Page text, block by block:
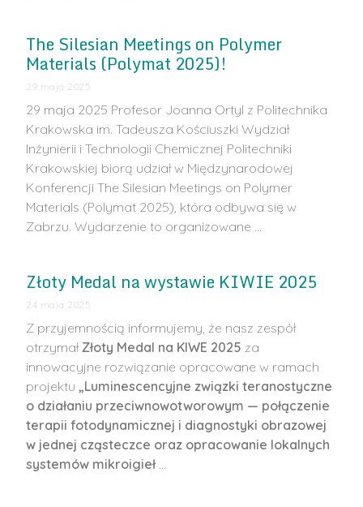
The Silesian Meetings on Polymer
Materials (Polymat 2025)!
29 maja 2025
29 maja 2025 Profesor Joanna Ortyl z Politechnika
Krakowska im. Tadeusza Kościuszki Wydział
Inżynierii i Technologii Chemicznej Politechniki
Krakowskiej biorą udział w Międzynarodowej
Konferencji The Silesian Meetings on Polymer
Materials (Polymat 2025), która odbywa się w
Zabrzu. Wydarzenie to organizowane …
Złoty Medal na wystawie KIWIE 2025
24 maja 2025
Z przyjemnością informujemy, że nasz zespół
otrzymałZłoty Medal na KIWE 2025 za
innowacyjne rozwiązanie opracowane w ramach
projektu„Luminescencyjne związki teranostyczne
o działaniu przeciwnowotworowym — połączenie
terapii fotodynamicznej i diagnostyki obrazowej
w jednej cząsteczce oraz opracowanie lokalnych
systemów mikroigieł …